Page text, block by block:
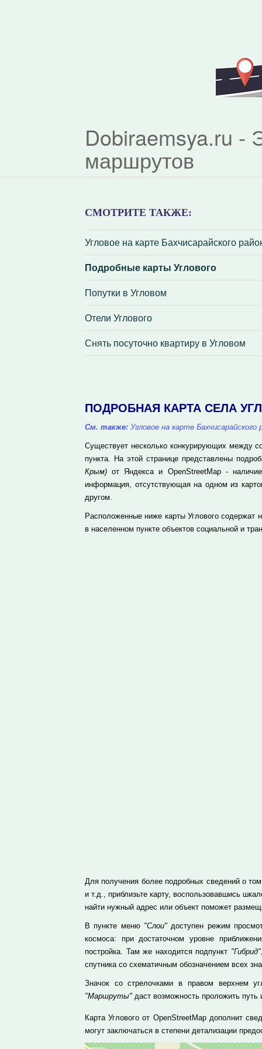
Dobiraemsya.ru -
маршрутов
СМОТРИТЕ ТАКЖЕ:
Угловое на карте Бахчисарайского
Подробные карты Углового
Попутки в Угловом
Отели Углового
Снять посуточно квартиру в Угловом
ПОДРОБНАЯ КАРТА СЕЛА
См. также: Угловое на карте
Существует несколько конкурирующих между
пункта. На этой странице представлены
Крым) от Яндекса и OpenStreetMap -
информация, отсутствующая на одном из
другом.
Расположенные ниже карты Углового
в населенном пункте объектов социальной и
Для получения более подробных сведений о
и т.д., приблизьте карту, воспользовавшись
найти нужный адрес или объект поможет
В пункте меню "Слои" доступен режим
космоса: при достаточном уровне
постройка. Там же находится подпункт "Гибрид"
спутника со схематичным обозначением всех
Значок со стрелочками в правом верхнем
"Маршруты" даст возможность проложить путь
Карта Углового от OpenStreetMap дополнит
могут заключаться в степени детализации